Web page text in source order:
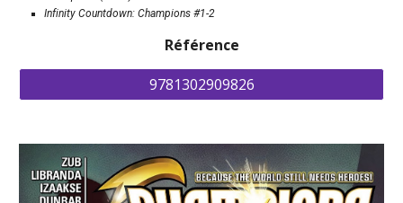
Infinity Countdown: Champions #1-2
Référence
9781302909826